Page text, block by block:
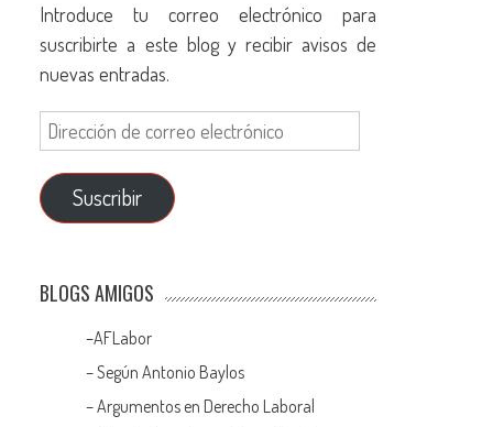
Introduce tu correo electrónico para
suscribirte a este blog y recibir avisos de
nuevas entradas.
Suscribir
BLOGS AMIGOS
–AFLabor
– Según Antonio Baylos
–Argumentos en Derecho Laboral